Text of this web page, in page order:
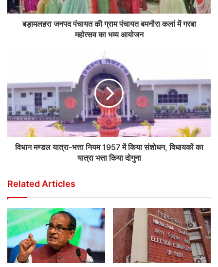
बड़ामलहरा जनपद पंचायत की ग्राम पंचायत बमनौरा कलां में गरबा
महोत्सव का भव्य आयोजन
विधान मण्डल यात्रा-भत्ता नियम 1957 में किया संशोधन, विधायकों का
यात्रा भत्ता किया दोगुना
Related Articles